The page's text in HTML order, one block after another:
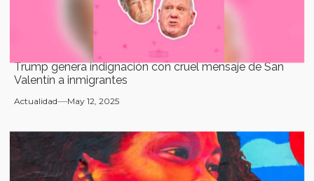
Trump genera indignación con cruel mensaje de San
Valentín a inmigrantes
Actualidad May 12, 2025